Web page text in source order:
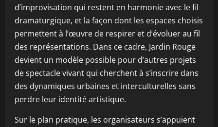
d’improvisation qui restent en harmonie avec le fil
dramaturgique, et la façon dont les espaces choisis
permettent à l’œuvre de respirer et d’évoluer au fil
des représentations. Dans ce cadre, Jardin Rouge
devient un modèle possible pour d’autres projets
de spectacle vivant qui cherchent à s’inscrire dans
des dynamiques urbaines et interculturelles sans
perdre leur identité artistique.
Sur le plan pratique, les organisateurs s’appuient